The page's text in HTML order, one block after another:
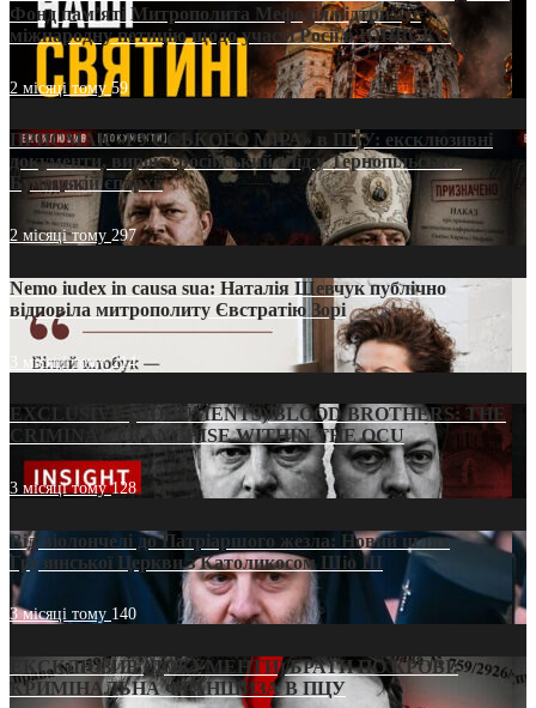
Фонд пам’яті Митрополита Мефодія підтримує
міжнародну петицію щодо участі Росії в ЮНЕСКО
2 місяці тому59
ПРИСМАК «РУССЬКОГО МІРА» в ПЦУ: ексклюзивні
документи, вирок і російський слід у Тернопільсько-
Бучацькій єпархії
2 місяці тому 297
Nemo iudex in causa sua: Наталія Шевчук публічно
відповіла митрополиту Євстратію Зорі
3 місяці тому214
EXCLUSIVE (DOCUMENTS)/BLOOD BROTHERS: THE
CRIMINAL FRANCHISE WITHIN THE OCU
3 місяці тому128
Від віолончелі до Патріаршого жезла: Новий шлях
Грузинської Церкви з Католикосом Шіо III
3 місяці тому 140
ЕКСКЛЮЗИВ (ДОКУМЕНТИ)/БРАТИ ПО КРОВІ:
КРИМІНАЛЬНА ФРАНШИЗА В ПЦУ